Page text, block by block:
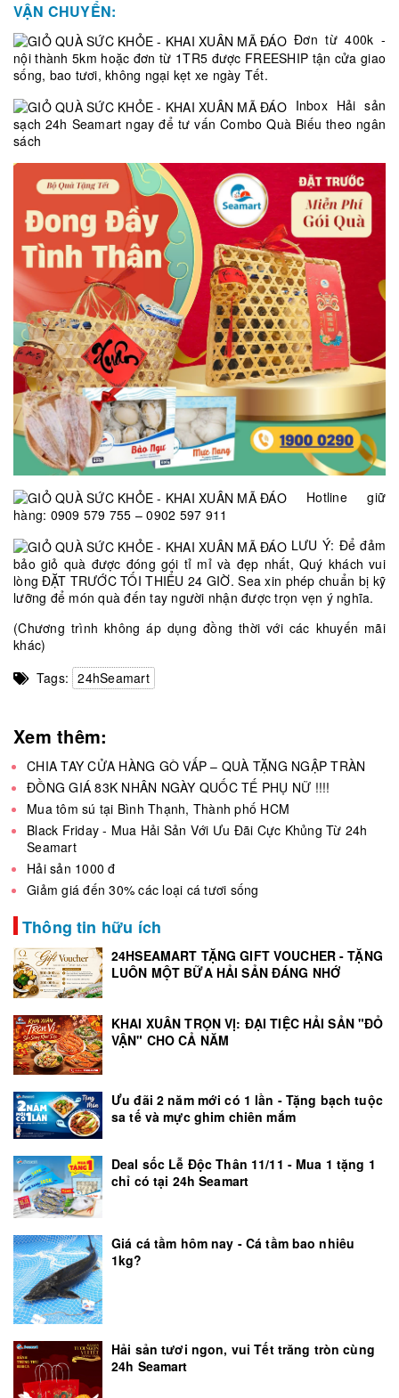
VẬN CHUYỂN:
Đơn từ 400k -
nội thành 5km hoặc đơn từ 1TR5 được FREESHIP tận cửa giao
sống, bao tươi, không ngại kẹt xe ngày Tết.
Inbox Hải sản
sạch 24h Seamart ngay để tư vấn Combo Quà Biếu theo ngân
sách
Hotline giữ
hàng: 0909 579 755 – 0902 597 911
LƯU Ý: Để đảm
bảo giỏ quà được đóng gói tỉ mỉ và đẹp nhất, Quý khách vui
lòng ĐẶT TRƯỚC TỐI THIỂU 24 GIỜ. Sea xin phép chuẩn bị kỹ
lưỡng để món quà đến tay người nhận được trọn vẹn ý nghĩa.
(Chương trình không áp dụng đồng thời với các khuyến mãi
khác)
Tags: 24hSeamart
Xem thêm:
CHIA TAY CỬA HÀNG GÒ VẤP – QUÀ TẶNG NGẬP TRÀN
ĐỒNG GIÁ 83K NHÂN NGÀY QUỐC TẾ PHỤ NỮ !!!!
Mua tôm sú tại Bình Thạnh, Thành phố HCM
Black Friday - Mua Hải Sản Với Ưu Đãi Cực Khủng Từ 24h
Seamart
Hải sản 1000 đ
Giảm giá đến 30% các loại cá tươi sống
Thông tin hữu ích
24HSEAMART TẶNG GIFT VOUCHER - TẶNG
LUÔN MỘT BỮA HẢI SẢN ĐÁNG NHỚ
KHAI XUÂN TRỌN VỊ: ĐẠI TIỆC HẢI SẢN "ĐỎ
VẬN" CHO CẢ NĂM
Ưu đãi 2 năm mới có 1 lần - Tặng bạch tuộc
sa tế và mực ghim chiên mắm
Deal sốc Lễ Độc Thân 11/11 - Mua 1 tặng 1
chỉ có tại 24h Seamart
Giá cá tầm hôm nay - Cá tầm bao nhiêu
1kg?
Hải sản tươi ngon, vui Tết trăng tròn cùng
24h Seamart